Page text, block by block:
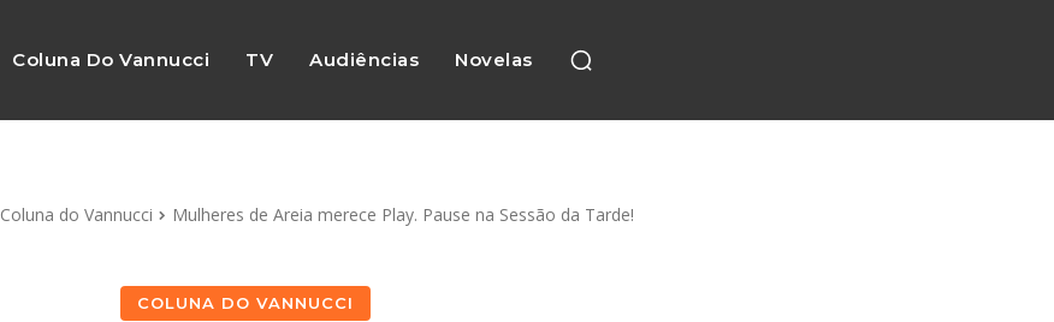
Coluna Do Vannucci TV Audiências Novelas
Coluna do Vannucci Mulheres de Areia merece Play. Pause na Sessão da Tarde!
COLUNA DO VANNUCCI